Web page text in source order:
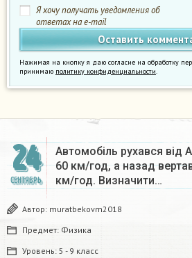
Я хочу получать уведомления об
ответах на e-mail
Нажимая на кнопку я даю согласие на обработку
принимаю политику конфиденциальности.
24
СЕНТЯБРЬ
Автомобіль рухався від
60 км/год, а назад
км/год. Визначити…
Автор: muratbekovm2018
Предмет: Физика
Уровень: 5 - 9 класс